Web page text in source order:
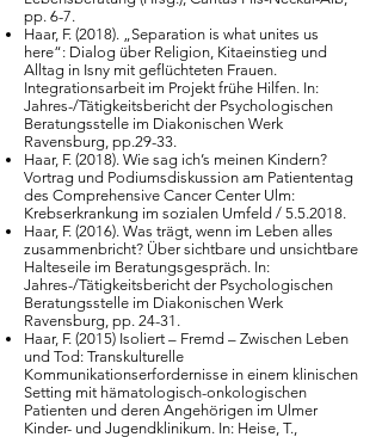
pp. 6-7.
Haar, F. (2018). „Separation is what unites us
here“: Dialog über Religion, Kitaeinstieg und
Alltag in Isny mit geflüchteten Frauen.
Integrationsarbeit im Projekt frühe Hilfen. In:
Jahres-/Tätigkeitsbericht der Psychologischen
Beratungsstelle im Diakonischen Werk
Ravensburg, pp.29-33.
Haar, F. (2018). Wie sag ich’s meinen Kindern?
Vortrag und Podiumsdiskussion am Patiententag
des Comprehensive Cancer Center Ulm:
Krebserkrankung im sozialen Umfeld / 5.5.2018.
Haar, F. (2016). Was trägt, wenn im Leben alles
zusammenbricht? Über sichtbare und unsichtbare
Halteseile im Beratungsgespräch. In:
Jahres-/Tätigkeitsbericht der Psychologischen
Beratungsstelle im Diakonischen Werk
Ravensburg, pp. 24-31.
Haar, F. (2015) Isoliert – Fremd – Zwischen Leben
und Tod: Transkulturelle
Kommunikationserfordernisse in einem klinischen
Setting mit hämatologisch-onkologischen
Patienten und deren Angehörigen im Ulmer
Kinder- und Jugendklinikum. In: Heise, T.,